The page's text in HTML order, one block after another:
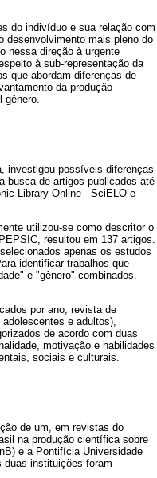
do indivíduo e sua relação com
desenvolvimento mais pleno do
nessa direção à urgente
à sub-representação da
que abordam diferenças de
da produção
gênero.
investigou possíveis diferenças
busca de artigos publicados até
Library Online - SciELO e
utilizou-se como descritor o
resultou em 137 artigos.
apenas os estudos
identificar trabalhos que
e "gênero" combinados.
por ano, revista de
e adultos),
de acordo com duas
motivação e habilidades
sociais e culturais.
de um, em revistas do
na produção científica sobre
e a Pontifícia Universidade
duas instituições foram